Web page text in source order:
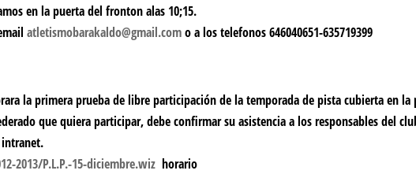
en la puerta del fronton alas 10;15.
atletismobarakaldo@gmail.como a los telefonos 646040651-635719399
la primera prueba de libre participación de la temporada de pista cubierta en la
que quiera participar, debe confirmar su asistencia a los responsables del
2013/P.L.P.-15-diciembre.wiz horario